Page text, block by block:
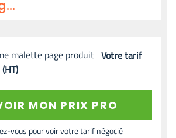
Votre tarif
MON PRIX PRO
vous pour voir votre tarif négocié